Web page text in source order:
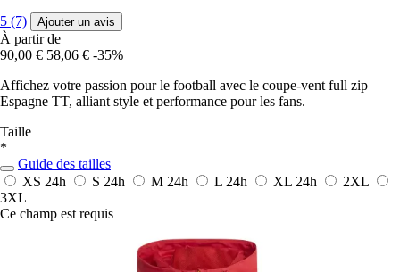
5 (7) Ajouter un avis
À partir de
90,00 € 58,06 € -35%
Affichez votre passion pour le football avec le coupe-vent full zip
Espagne TT, alliant style et performance pour les fans.
Taille
*
Guide des tailles
XS 24h S 24h M 24h L 24h XL 24h
2XL
3XL
Ce champ est requis